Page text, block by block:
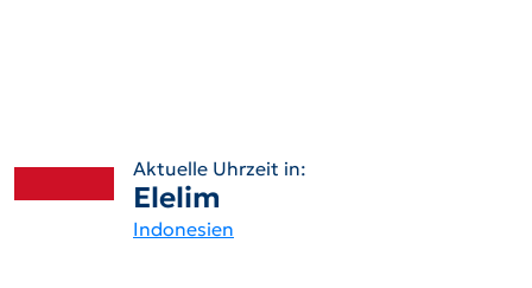
Aktuelle Uhrzeit in:
Elelim
Indonesien